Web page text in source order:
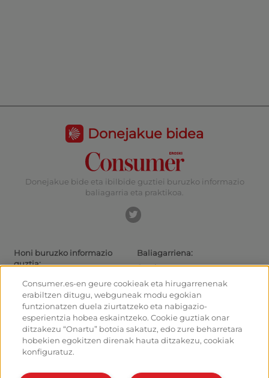
Donejakue bidea
Donejakue bide eta ibilbide guztiei buruzko informazio
baliagarria eta praktikoa.
Honi buruzko informazio
guztia:
Donejakue bidea bizikletaz
Aterpetxeak
Monumentuak
Foroa
Donejakue bideko argazkiak
Baliagarriena:
Gaurkotasuna
Irteeretara nola iritsi
Nola irten Santiagotik
Kalkulagailua
Historia
Ostalariak:
Consumer.es-en geure cookieak eta hirugarrenenak
erabiltzen ditugu, webguneak modu egokian
funtzionatzen duela ziurtatzeko eta nabigazio-
esperientzia hobea eskaintzeko. Cookie guztiak onar
ditzakezu “Onartu” botoia sakatuz, edo zure beharretara
hobekien egokitzen direnak hauta ditzakezu, cookiak
konfiguratuz.